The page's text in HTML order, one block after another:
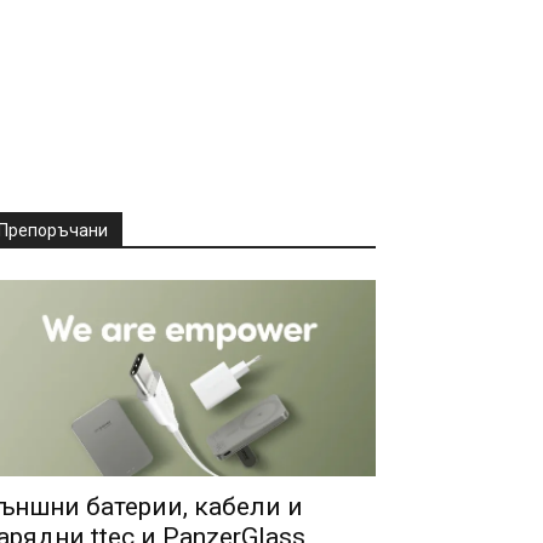
батерии, кабели и
ttec и PanzerGlass